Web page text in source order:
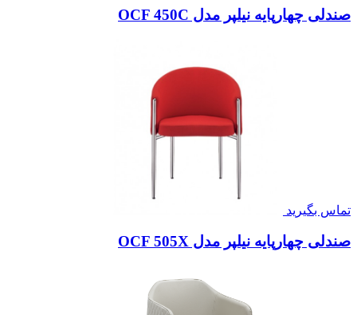
صندلی چهارپایه نیلپر مدل OCF 450C
تماس بگیرید
صندلی چهارپایه نیلپر مدل OCF 505X